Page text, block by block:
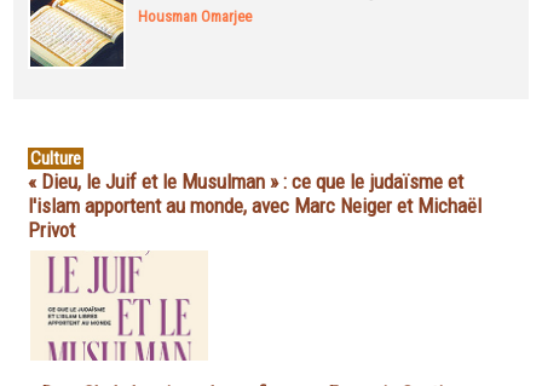
Housman Omarjee
Culture
« Dieu, le Juif et le Musulman » : ce que le judaïsme et
l'islam apportent au monde, avec Marc Neiger et Michaël
Privot